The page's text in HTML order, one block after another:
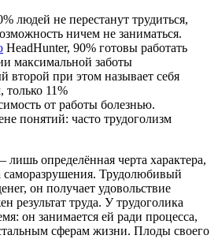
не перестанут трудиться,
ничем не заниматься.
HeadHunter, 90% готовы работать
максимальной заботы
второй при этом называет себя
только 11%
от работы болезнью.
понятий: часто трудоголизм
определённая черта характера,
Трудолюбивый
он получает удовольствие
результат труда. У трудоголика
он занимается ей ради процесса,
сферам жизни. Плоды своего